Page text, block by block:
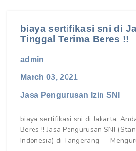
biaya sertifikasi sni di
Tinggal Terima Beres !!
admin
March 03, 2021
Jasa Pengurusan Izin SNI
biaya sertifikasi sni di Jakarta.
Beres !! Jasa Pengurusan SNI
Indonesia) di Tangerang —